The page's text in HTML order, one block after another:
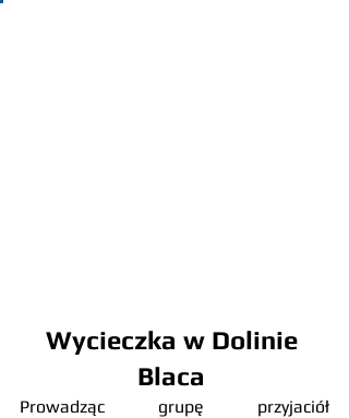
Wycieczka w Dolinie
Blaca
Prowadząc grupę przyjaciół